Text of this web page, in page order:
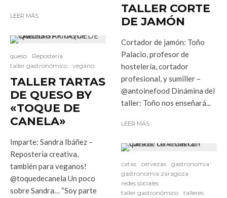
LEER MÁS
queso
Repostería
taller gastronómico
vegano
TALLER TARTAS
DE QUESO BY
«TOQUE DE
CANELA»
Imparte: Sandra Ibáñez –
Reposteria creativa,
también para veganos!
@toquedecanela Un poco
sobre Sandra… “Soy parte
TALLER CORTE
DE JAMÓN
Cortador de jamón: Toño
Palacio, profesor de
hostelería, cortador
profesional, y sumiller –
@antoinefood Dinámina del
taller: Toño nos enseñará...
LEER MÁS
catas cervezas
gastronomia
gastronomia zaragoza
redes sociales
taller gastronómico
talleres